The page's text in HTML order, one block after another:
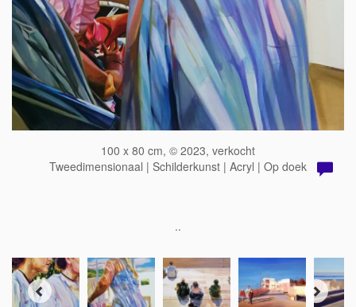
100 x 80 cm, © 2023, verkocht
Tweedimensionaal | Schilderkunst | Acryl | Op doek
..